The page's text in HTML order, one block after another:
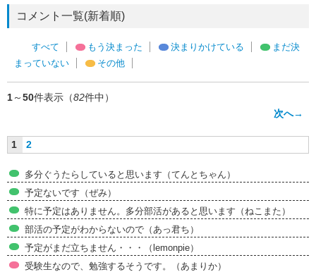
コメント一覧(新着順)
すべて もう決まった 決まりかけている
まだ決
まっていない
その他
1～50件表示（82件中）
次へ→
1 2
多分ぐうたらしていると思います（てんとちゃん）
予定ないです（ぜみ）
特に予定はありません。多分部活があると思います（ねこまた）
部活の予定がわからないので（あっ君ち）
予定がまだ立ちません・・・（lemonpie）
受験生なので、勉強するそうです。（あまりか）